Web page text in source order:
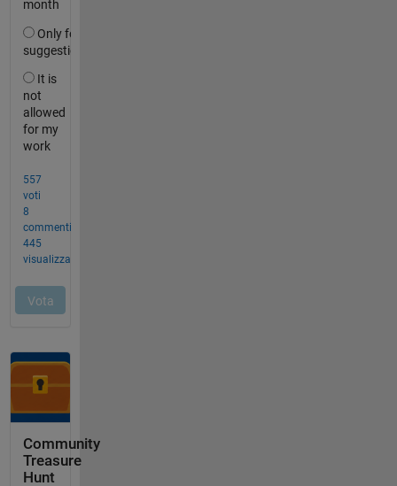
Community
Treasure
Hunt